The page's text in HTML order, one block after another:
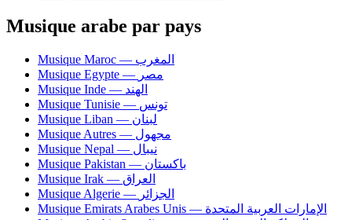
Musique arabe par pays
Musique Maroc — المغرب
Musique Egypte — مصر
Musique Inde — الهند
Musique Tunisie — تونس
Musique Liban — لبنان
Musique Autres — مجهول
Musique Nepal — نيبال
Musique Pakistan — باكستان
Musique Irak — العراق
Musique Algerie — الجزائر
Musique Emirats Arabes Unis — الإمارات العربية المتحدة